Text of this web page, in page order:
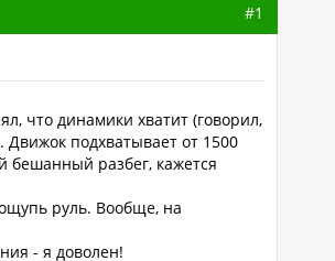
#1
что динамики хватит (говорил,
подхватывает от 1500
бешанный разбег, кажется
руль. Вообще, на
- я доволен!